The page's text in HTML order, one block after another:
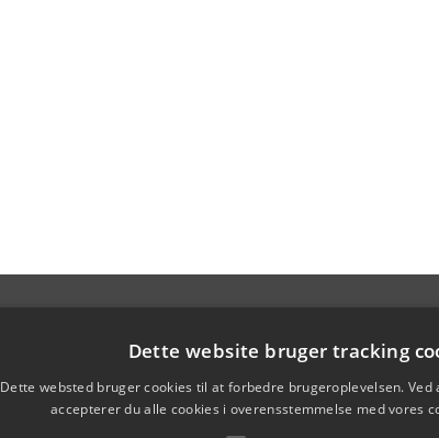
Dette website bruger tracking
Dette websted bruger cookies til at forbedre brugeroplevelsen. Ved
accepterer du alle cookies i overensstemmelse med vores